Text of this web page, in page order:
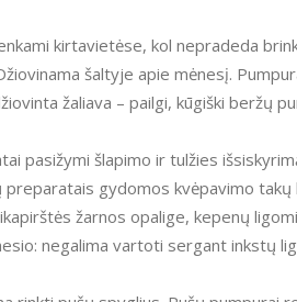
kirtavietėse, kol nepradeda
šaltyje apie mėnesį.
žaliava – pailgi, kūgiški beržų
pasižymi šlapimo ir tulžies
gydomos kvėpavimo
žarnos opalige, kepenų
negalima vartoti sergant inkstų